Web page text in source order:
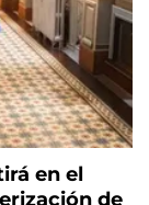
en el
de